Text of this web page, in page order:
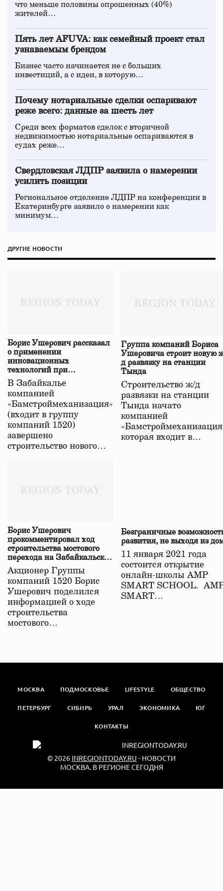
что меньше половины опрошенных (40%)
жителей…
Пять лет AFUVA: как семейный проект стал
узнаваемым брендом
Бизнес часто начинается не с больших
инвестиций, а с идеи, в которую…
Почему нотариальные сделки оспаривают
реже всего: данные за шесть лет
Среди всех форматов сделок с вторичной
недвижимостью нотариальные оспариваются в
судах реже…
Свердловская ЛДПР заявила о намерении
усилить позиции
Региональное отделение ЛДПР на конференции в
Екатеринбурге заявило о намерении как
минимум…
ДРУГИЕ НОВОСТИ
Борис Ушерович рассказал
о применении
инновационных
технологий при
строительстве нового моста
в Забайкалье
В Забайкалье
компанией
«Бамстроймеханизация»
(входит в группу
компаний 1520)
завершено
строительство нового…
Группа компаний Бориса
Ушеровича строит новую
д развязку на станции
Тында
Строительство ж/д
развязки на станции
Тында начато
компанией
которая входит в…
Борис Ушерович
прокомментировал ход
строительства мостового
перехода на Забайкальской
железной дороге
Акционер Группы
компаний 1520 Борис
Ушерович поделился
информацией о ходе
строительства
мостового…
Безграничные
развития, не выходя из
11 января 2021 года
состоится открытие
онлайн-школы АМР
SMART SCHOOL.
SMART…
МОСКВА ПОДМОСКОВЬЕ LIFESTYLE ОБЩЕСТВО
ПЕТЕРБУРГ СИБИРЬ УРАЛ ЭКОНОМИКА ЮГ
КОНТАКТЫ
© 2026 INREGIONTODAY.RU - НОВОСТИ
МОСКВА. В РЕГИОНЕ СЕГОДНЯ